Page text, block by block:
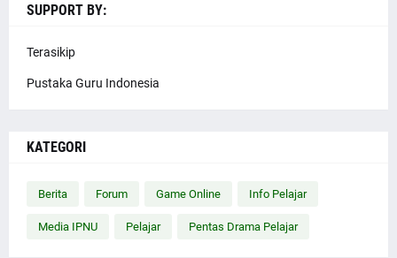
SUPPORT BY:
Terasikip
Pustaka Guru Indonesia
KATEGORI
Berita Forum Game Online Info Pelajar
Media IPNU Pelajar Pentas Drama Pelajar